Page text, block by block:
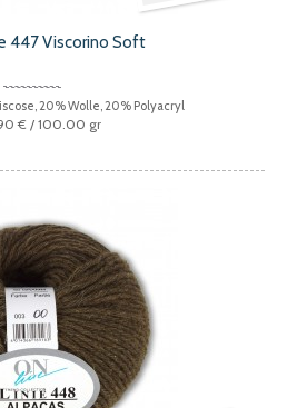
447 Viscorino Soft
20% Wolle, 20% Polyacryl
€ / 100.00 gr